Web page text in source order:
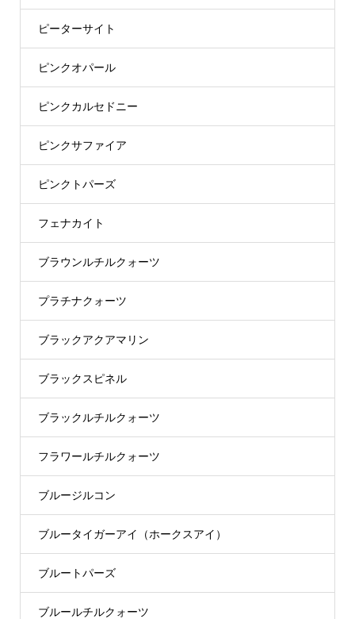
ピーターサイト
ピンクオパール
ピンクカルセドニー
ピンクサファイア
ピンクトパーズ
フェナカイト
ブラウンルチルクォーツ
プラチナクォーツ
ブラックアクアマリン
ブラックスピネル
ブラックルチルクォーツ
フラワールチルクォーツ
ブルージルコン
ブルータイガーアイ（ホークスアイ）
ブルートパーズ
ブルールチルクォーツ